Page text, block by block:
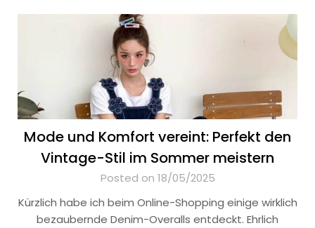
Mode und Komfort vereint: Perfekt den
Vintage-Stil im Sommer meistern
Posted on 18/05/2025
Kürzlich habe ich beim Online-Shopping einige wirklich
bezaubernde Denim-Overalls entdeckt. Ehrlich